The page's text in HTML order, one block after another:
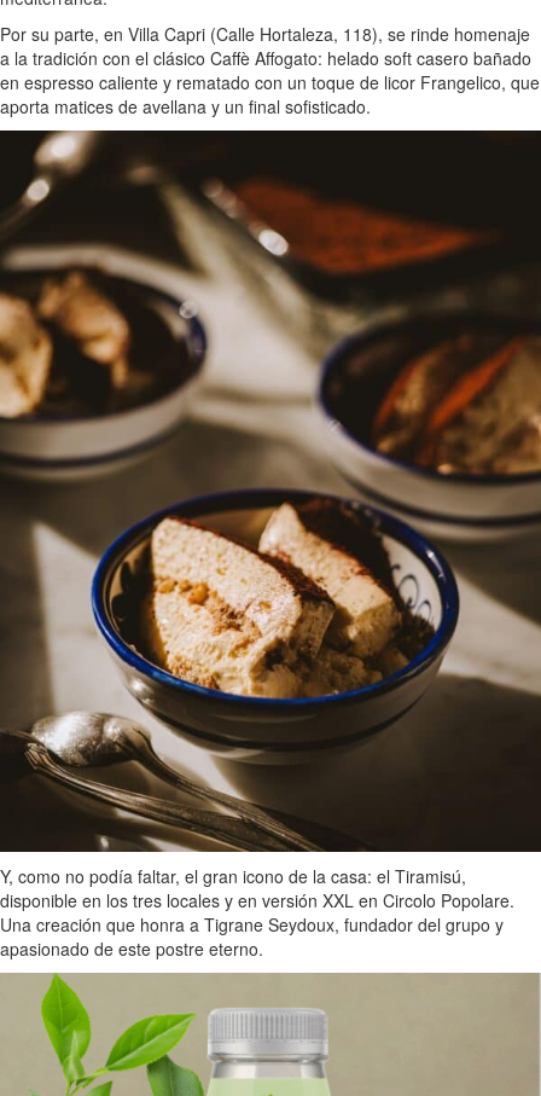
Por su parte, en Villa Capri (Calle Hortaleza, 118), se rinde homenaje
a la tradición con el clásico Caffè Affogato: helado soft casero bañado
en espresso caliente y rematado con un toque de licor Frangelico, que
aporta matices de avellana y un final sofisticado.
Y, como no podía faltar, el gran icono de la casa: el Tiramisú,
disponible en los tres locales y en versión XXL en Circolo Popolare.
Una creación que honra a Tigrane Seydoux, fundador del grupo y
apasionado de este postre eterno.